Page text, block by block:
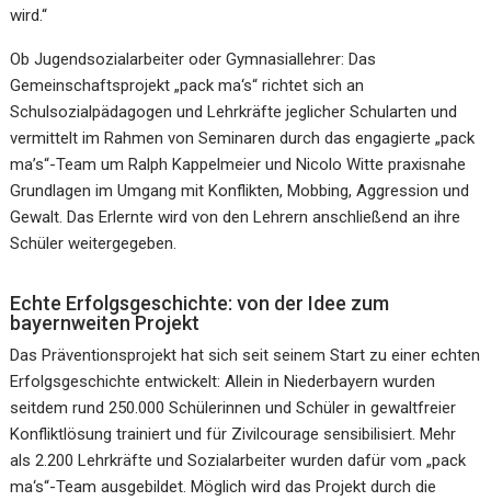
wird.“
Ob Jugendsozialarbeiter oder Gymnasiallehrer: Das
Gemeinschaftsprojekt „pack ma‘s“ richtet sich an
Schulsozialpädagogen und Lehrkräfte jeglicher Schularten und
vermittelt im Rahmen von Seminaren durch das engagierte „pack
ma’s“-Team um Ralph Kappelmeier und Nicolo Witte praxisnahe
Grundlagen im Umgang mit Konflikten, Mobbing, Aggression und
Gewalt. Das Erlernte wird von den Lehrern anschließend an ihre
Schüler weitergegeben.
Echte Erfolgsgeschichte: von der Idee zum
bayernweiten Projekt
Das Präventionsprojekt hat sich seit seinem Start zu einer echten
Erfolgsgeschichte entwickelt: Allein in Niederbayern wurden
seitdem rund 250.000 Schülerinnen und Schüler in gewaltfreier
Konfliktlösung trainiert und für Zivilcourage sensibilisiert. Mehr
als 2.200 Lehrkräfte und Sozialarbeiter wurden dafür vom „pack
ma‘s“-Team ausgebildet. Möglich wird das Projekt durch die